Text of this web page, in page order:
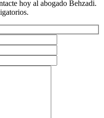
hoy al abogado Behzadi.